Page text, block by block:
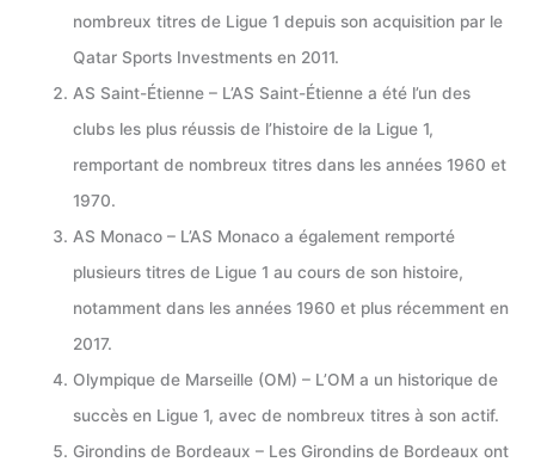
nombreux titres de Ligue 1 depuis son acquisition par le
Qatar Sports Investments en 2011.
AS Saint-Étienne – L’AS Saint-Étienne a été l’un des
clubs les plus réussis de l’histoire de la Ligue 1,
remportant de nombreux titres dans les années 1960 et
1970.
AS Monaco – L’AS Monaco a également remporté
plusieurs titres de Ligue 1 au cours de son histoire,
notamment dans les années 1960 et plus récemment en
2017.
Olympique de Marseille (OM) – L’OM a un historique de
succès en Ligue 1, avec de nombreux titres à son actif.
Girondins de Bordeaux – Les Girondins de Bordeaux ont